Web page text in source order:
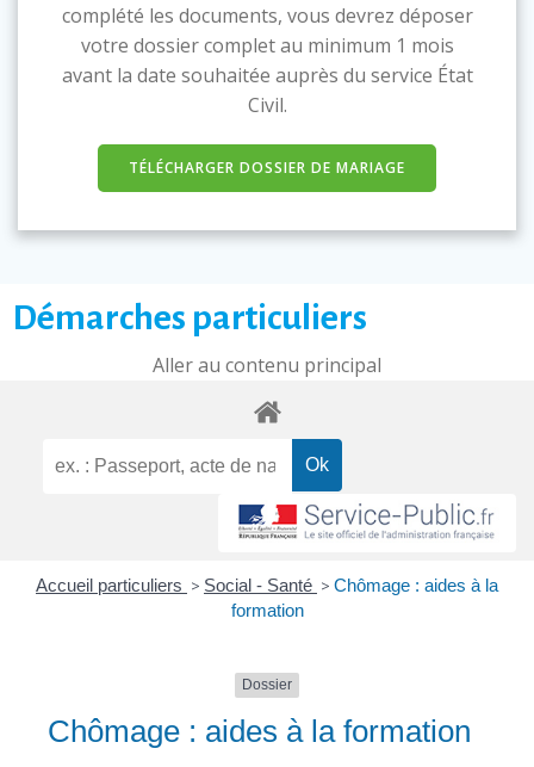
complété les documents, vous devrez déposer
votre dossier complet au minimum 1 mois
avant la date souhaitée auprès du service État
Civil.
TÉLÉCHARGER DOSSIER DE MARIAGE
Démarches particuliers
Aller au contenu principal
Accueil particuliers > Social - Santé > Chômage : aides à la
formation
Dossier
Chômage : aides à la formation